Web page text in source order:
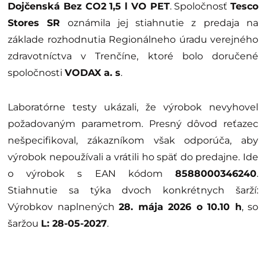
Dojčenská Bez CO2 1,5 l VO PET. Spoločnosť Tesco
Stores SR oznámila jej stiahnutie z predaja na
základe rozhodnutia Regionálneho úradu verejného
zdravotníctva v Trenčíne, ktoré bolo doručené
spoločnosti VODAX a. s.
Laboratórne testy ukázali, že výrobok nevyhovel
požadovaným parametrom. Presný dôvod reťazec
nešpecifikoval, zákazníkom však odporúča, aby
výrobok nepoužívali a vrátili ho späť do predajne. Ide
o výrobok s EAN kódom 8588000346240.
Stiahnutie sa týka dvoch konkrétnych šarží:
Výrobkov naplnených 28. mája 2026 o 10.10 h, so
šaržou L: 28-05-2027.